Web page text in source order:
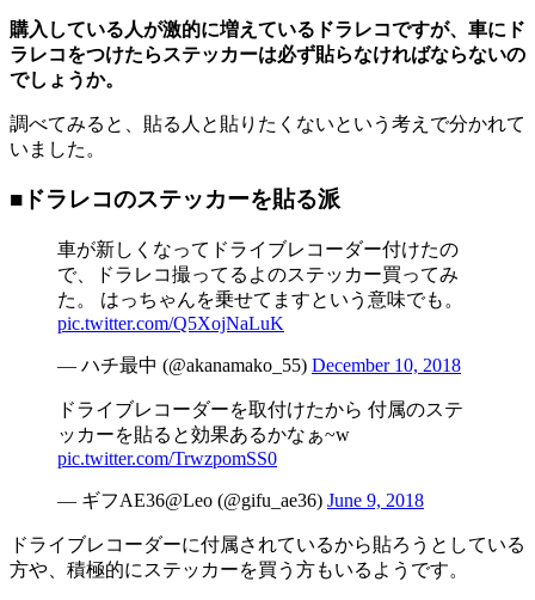
購入している人が激的に増えているドラレコですが、車にド
ラレコをつけたらステッカーは必ず貼らなければならないの
でしょうか。
調べてみると、貼る人と貼りたくないという考えで分かれて
いました。
■ドラレコのステッカーを貼る派
車が新しくなってドライブレコーダー付けたの
で、ドラレコ撮ってるよのステッカー買ってみ
た。 はっちゃんを乗せてますという意味でも。
pic.twitter.com/Q5XojNaLuK
— ハチ最中 (@akanamako_55) December 10, 2018
ドライブレコーダーを取付けたから 付属のステ
ッカーを貼ると効果あるかなぁ~w
pic.twitter.com/TrwzpomSS0
— ギフAE36@Leo (@gifu_ae36) June 9, 2018
ドライブレコーダーに付属されているから貼ろうとしている
方や、積極的にステッカーを買う方もいるようです。